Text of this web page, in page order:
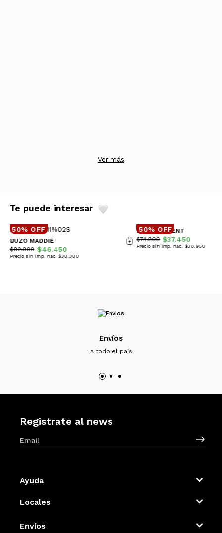
Ver más
Te puede interesar
50% OFF
BUZO MADDIE
$92.900 $46.450
Precio sin imp. nac. $38.388
50% OFF
BUZO PIGMENT
$74.900 $37.450
Precio sin imp. nac. $30.950
Envíos
a todo el país
Registrate al news
Ayuda
Locales
Envíos